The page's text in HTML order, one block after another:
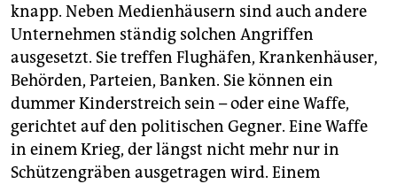
knapp. Neben Medienhäusern sind auch andere
Unternehmen ständig solchen Angriffen
ausgesetzt. Sie treffen Flughäfen, Krankenhäuser,
Behörden, Parteien, Banken. Sie können ein
dummer Kinderstreich sein – oder eine Waffe,
gerichtet auf den politischen Gegner. Eine Waffe
in einem Krieg, der längst nicht mehr nur in
Schützengräben ausgetragen wird. Einem